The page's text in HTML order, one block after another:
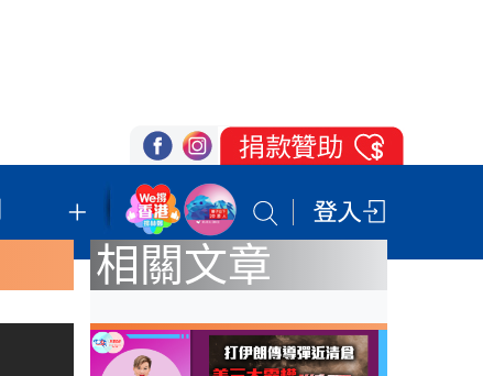
我們的立場 登記支持 聯絡我們
相關文章